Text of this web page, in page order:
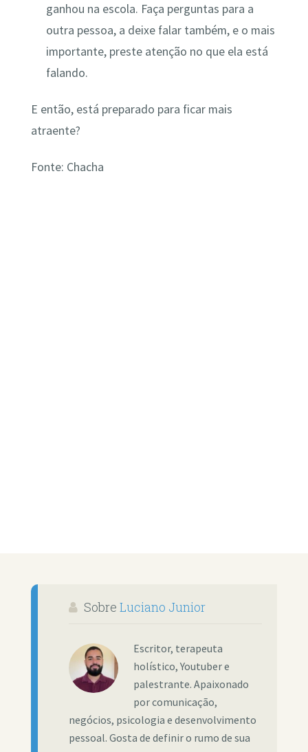
ganhou na escola. Faça perguntas para a
outra pessoa, a deixe falar também, e o mais
importante, preste atenção no que ela está
falando.
E então, está preparado para ficar mais
atraente?
Fonte: Chacha
Sobre Luciano Junior
Escritor, terapeuta
holístico, Youtuber e
palestrante. Apaixonado
por comunicação,
negócios, psicologia e desenvolvimento
pessoal. Gosta de definir o rumo de sua